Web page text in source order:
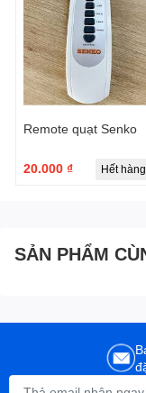
Remote quạt Senko
20.000 ₫ Hết hàng
SẢN PHẨM